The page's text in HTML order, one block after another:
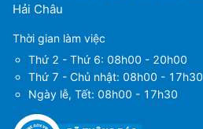
Hải Châu
Thời gian làm việc
Thứ 2 - Thứ 6: 08h00 - 20h00
Thứ 7 - Chủ nhật: 08h00 - 17h30
Ngày lễ, Tết: 08h00 - 17h30